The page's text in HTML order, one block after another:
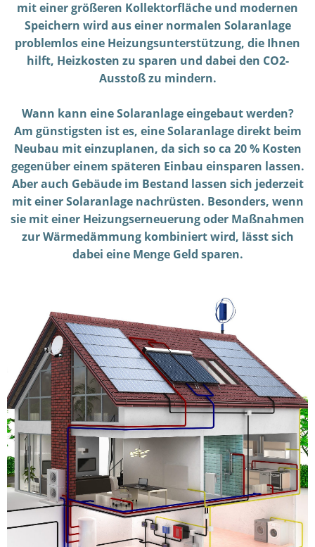
mit einer größeren Kollektorfläche und modernen
Speichern wird aus einer normalen Solaranlage
problemlos eine Heizungsunterstützung, die Ihnen
hilft, Heizkosten zu sparen und dabei den CO2-
Ausstoß zu mindern.
Wann kann eine Solaranlage eingebaut werden?
Am günstigsten ist es, eine Solaranlage direkt beim
Neubau mit einzuplanen, da sich so ca 20 % Kosten
gegenüber einem späteren Einbau einsparen lassen.
Aber auch Gebäude im Bestand lassen sich jederzeit
mit einer Solaranlage nachrüsten. Besonders, wenn
sie mit einer Heizungserneuerung oder Maßnahmen
zur Wärmedämmung kombiniert wird, lässt sich
dabei eine Menge Geld sparen.